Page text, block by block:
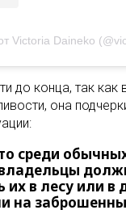
Victoria Daineko
до конца, так как
она
среди
их в лесу или
на